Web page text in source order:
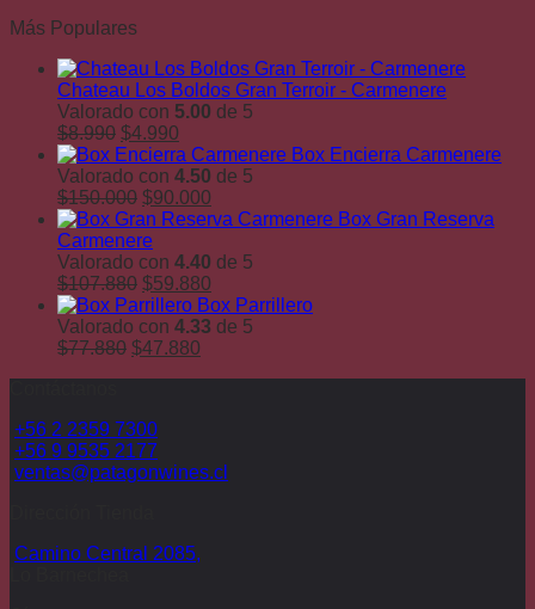
original
$8.990.$4.990.
Más Populares
Chateau Los Boldos Gran Terroir - Carmenere
Valorado con 5.00 de 5
$8.990 El
precio
original
era:
$8.990.
$4.990
precio
actual
es:
$4.990.
Box Encierra Carmenere
Valorado con 4.50 de 5
$150.000 El
precio
original
era:
$150.000.
$90.000
precio
es:
Box Gran Reserva
Carmenere
Valorado con 4.40 de 5
$107.880 El
precio
original
era:
$59.880
precio
actual
Box Parrillero
Valorado con 4.33 de 5
$77.880 El
$77.880.
$47.880
+56 2 2359 7300
+56 9 9535 2177
ventas@patagonwines.cl
Camino Central 2085,